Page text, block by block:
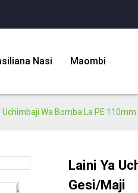
Nasi Maombi
Uchimbaji Wa Bomba La PE
Laini Ya
Gesi/Maji